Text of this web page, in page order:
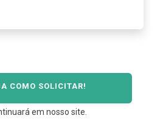
COMO SOLICITAR!
em nosso site.